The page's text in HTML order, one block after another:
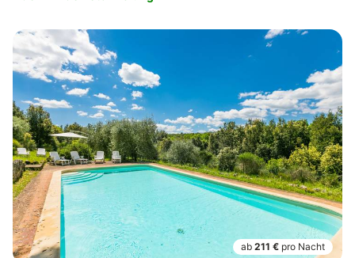
ab 211 € pro Nacht